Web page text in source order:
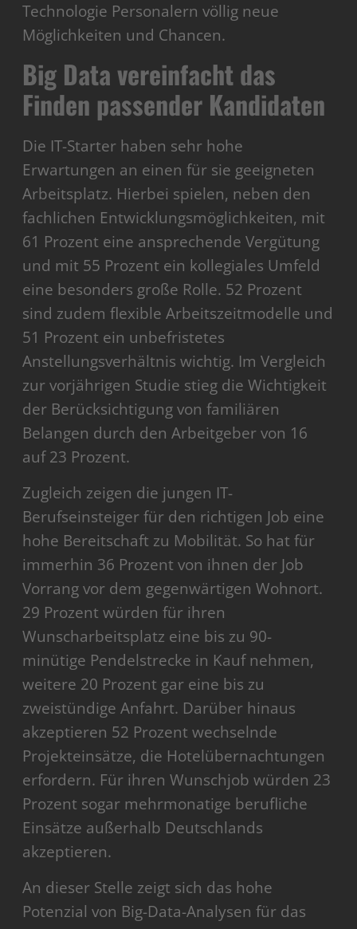
Technologie Personalern völlig neue
Möglichkeiten und Chancen.
Big Data vereinfacht das
Finden passender Kandidaten
Die IT-Starter haben sehr hohe
Erwartungen an einen für sie geeigneten
Arbeitsplatz. Hierbei spielen, neben den
fachlichen Entwicklungsmöglichkeiten, mit
61 Prozent eine ansprechende Vergütung
und mit 55 Prozent ein kollegiales Umfeld
eine besonders große Rolle. 52 Prozent
sind zudem flexible Arbeitszeitmodelle und
51 Prozent ein unbefristetes
Anstellungsverhältnis wichtig. Im Vergleich
zur vorjährigen Studie stieg die Wichtigkeit
der Berücksichtigung von familiären
Belangen durch den Arbeitgeber von 16
auf 23 Prozent.
Zugleich zeigen die jungen IT-
Berufseinsteiger für den richtigen Job eine
hohe Bereitschaft zu Mobilität. So hat für
immerhin 36 Prozent von ihnen der Job
Vorrang vor dem gegenwärtigen Wohnort.
29 Prozent würden für ihren
Wunscharbeitsplatz eine bis zu 90-
minütige Pendelstrecke in Kauf nehmen,
weitere 20 Prozent gar eine bis zu
zweistündige Anfahrt. Darüber hinaus
akzeptieren 52 Prozent wechselnde
Projekteinsätze, die Hotelübernachtungen
erfordern. Für ihren Wunschjob würden 23
Prozent sogar mehrmonatige berufliche
Einsätze außerhalb Deutschlands
akzeptieren.
An dieser Stelle zeigt sich das hohe
Potenzial von Big-Data-Analysen für das